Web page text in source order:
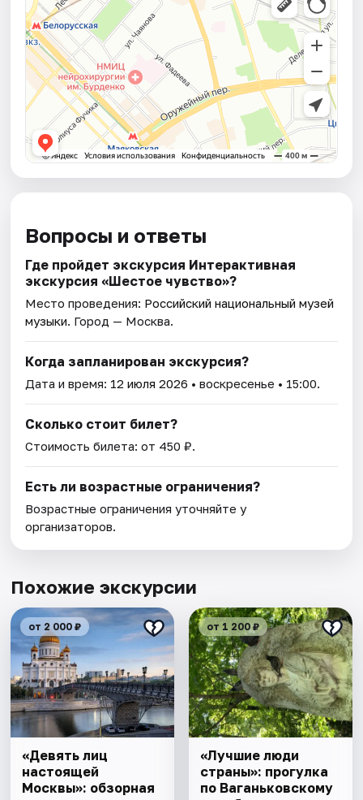
Вопросы и ответы
Где пройдет экскурсия Интерактивная
экскурсия «Шестое чувство»?
Место проведения: Российский национальный музей
музыки. Город — Москва.
Когда запланирован экскурсия?
Дата и время: 12 июля 2026 • воскресенье • 15:00.
Сколько стоит билет?
Стоимость билета: от 450 ₽.
Есть ли возрастные ограничения?
Возрастные ограничения уточняйте у
организаторов.
Похожие экскурсии
от 2 000 ₽
«Девять лиц
настоящей
Москвы»: обзорная
от 1 200 ₽
«Лучшие люди
страны»: прогулка
по Ваганьковскому